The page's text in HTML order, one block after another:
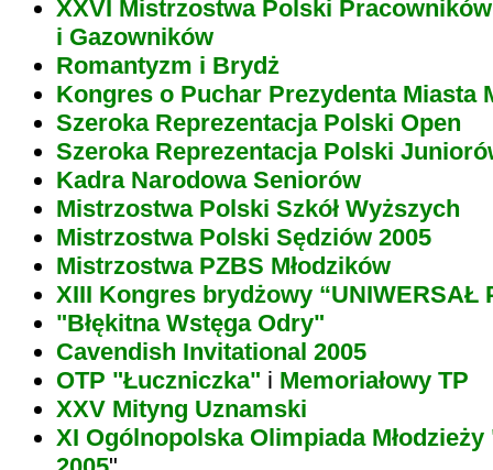
XXVI Mistrzostwa Polski
i Gazowników
Romantyzm i Brydż
Kongres o Puchar Prezydenta Miasta
Szeroka Reprezentacja Polski Open
Szeroka Reprezentacja Polski
Kadra Narodowa Seniorów
Mistrzostwa Polski Szkół Wyższych
Mistrzostwa Polski Sędziów 2005
Mistrzostwa PZBS Młodzików
XIII Kongres brydżowy “UNIWERSAŁ
"Błękitna Wstęga Odry"
Cavendish Invitational 2005
OTP "Łuczniczka" i Memoriałowy TP
XXV Mityng Uznamski
XI Ogólnopolska Olimpiada